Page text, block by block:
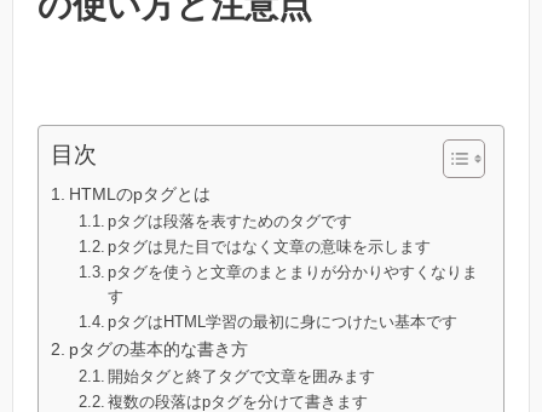
目次
HTMLのpタグとは
pタグは段落を表すためのタグです
pタグは見た目ではなく文章の意味を示します
pタグを使うと文章のまとまりが分かりやすくなりま
す
pタグはHTML学習の最初に身につけたい基本です
pタグの基本的な書き方
開始タグと終了タグで文章を囲みます
複数の段落はpタグを分けて書きます